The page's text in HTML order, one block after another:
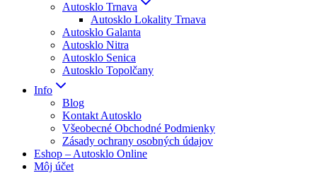
Autosklo Trnava
Autosklo Lokality Trnava
Autosklo Galanta
Autosklo Nitra
Autosklo Senica
Autosklo Topolčany
Info
Blog
Kontakt Autosklo
Všeobecné Obchodné Podmienky
Zásady ochrany osobných údajov
Eshop – Autosklo Online
Môj účet